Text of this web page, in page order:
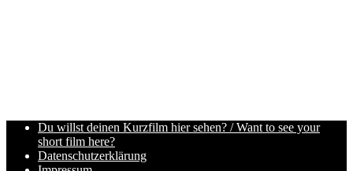
Du willst deinen Kurzfilm hier sehen? / Want to see your
short film here?
Datenschutzerklärung